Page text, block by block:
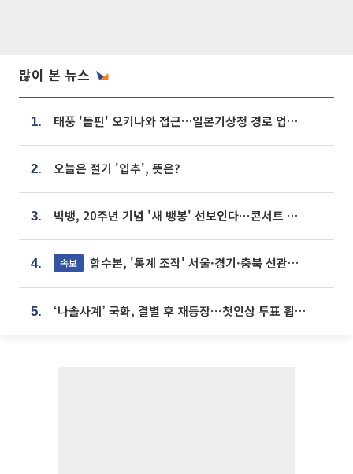
많이 본 뉴스
1. 태풍 '돌핀' 오키나와 접근…일본기상청 경로 업데이트
2. 오늘은 절기 '입추', 뜻은?
3. 빅뱅, 20주년 기념 '새 뱅봉' 선보인다⋯콘서트 앞두고 팝업 개최
4. 속보 합수본, '통계 조작' 서울·경기·충북 선관위 등 추가 압수수색
5. ‘나솔사계’ 국화, 결별 후 재등장⋯첫인상 투표 휩쓸고 ‘인기녀’ 등극